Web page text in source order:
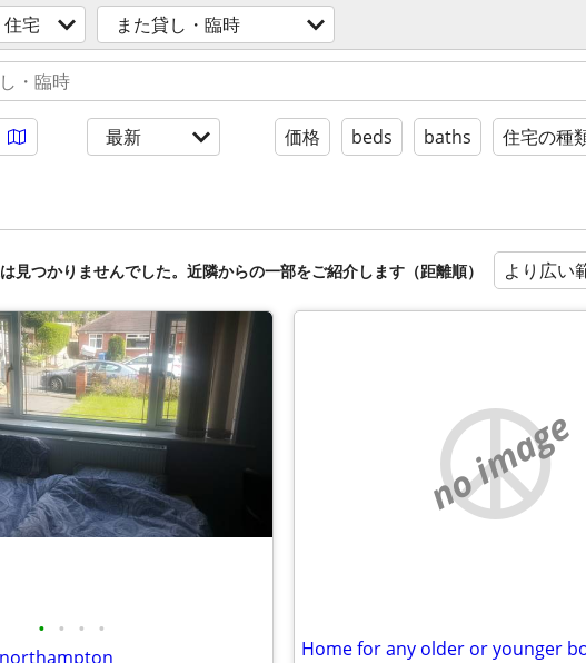
住宅 また貸し・臨時
最新 価格 beds baths 住宅の種
見つかりませんでした。近隣からの一部をご紹介します（距離順） より広い
• • • •
no image